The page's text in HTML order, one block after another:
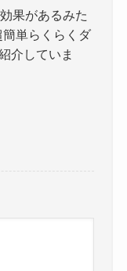
果があるみた
単らくらくダ
介していま